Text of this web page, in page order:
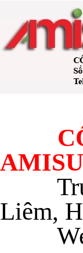
AMISU
Liêm,